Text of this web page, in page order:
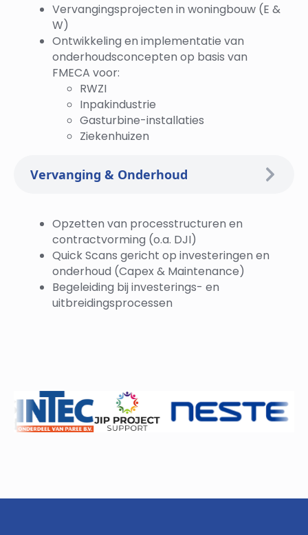
Vervangingsprojecten in woningbouw (E &
W)
Ontwikkeling en implementatie van
onderhoudsconcepten op basis van
FMECA voor:
RWZI
Inpakindustrie
Gasturbine-installaties
Ziekenhuizen
Vervanging & Onderhoud
Opzetten van processtructuren en
contractvorming (o.a. DJI)
Quick Scans gericht op investeringen en
onderhoud (Capex & Maintenance)
Begeleiding bij investerings- en
uitbreidingsprocessen